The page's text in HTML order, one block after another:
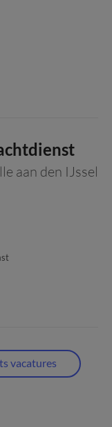
aan den IJssel
vacatures